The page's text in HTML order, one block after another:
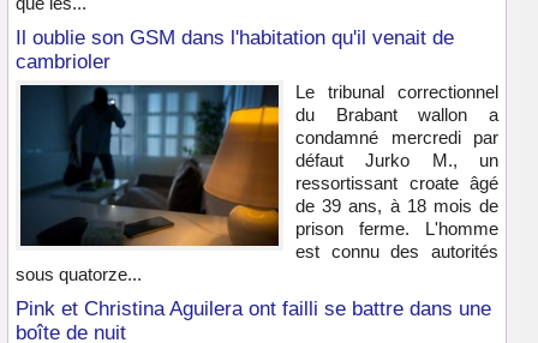
Il oublie son GSM dans l'habitation qu'il venait de
cambrioler
Le tribunal correctionnel
du Brabant wallon a
condamné mercredi par
défaut Jurko M., un
ressortissant croate âgé
de 39 ans, à 18 mois de
prison ferme. L'homme
est connu des autorités
sous quatorze...
Pink et Christina Aguilera ont failli se battre dans une
boîte de nuit